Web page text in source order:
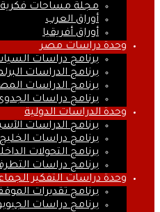
مجلة مساحات فكرية
أوراق العرب
أوراق أفريقيا
وحدة دراسات مصر
برنامج دراسات
برنامج الدراسات
برنامج الدراسات
برنامج دراسات
وحدة الدراسات الدولية
برنامج الدراسات
برنامج دراسات
برنامج التحولات
برنامج دراسات
وحدة دراسات التفكير
برنامج تقديرات
برنامج دراسات